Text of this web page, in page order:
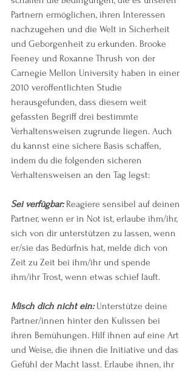
Partnern ermöglichen, ihren Interessen
nachzugehen und die Welt in Sicherheit
und Geborgenheit zu erkunden. Brooke
Feeney und Roxanne Thrush von der
Carnegie Mellon University haben in einer
2010 veröffentlichten Studie
herausgefunden, dass diesem weit
gefassten Begriff drei bestimmte
Verhaltensweisen zugrunde liegen. Auch
du kannst eine sichere Basis schaffen,
indem du die folgenden sicheren
Verhaltensweisen an den Tag legst:
Sei verfügbar: Reagiere sensibel auf deinen
Partner, wenn er in Not ist, erlaube ihm/ihr,
sich von dir unterstützen zu lassen, wenn
er/sie das Bedürfnis hat, melde dich von
Zeit zu Zeit bei ihm/ihr und spende
ihm/ihr Trost, wenn etwas schief läuft.
Misch dich nicht ein: Unterstütze deine
Partner/innen hinter den Kulissen bei
ihren Bemühungen. Hilf ihnen auf eine Art
und Weise, die ihnen die Initiative und das
Gefühl der Macht lässt. Erlaube ihnen, ihr